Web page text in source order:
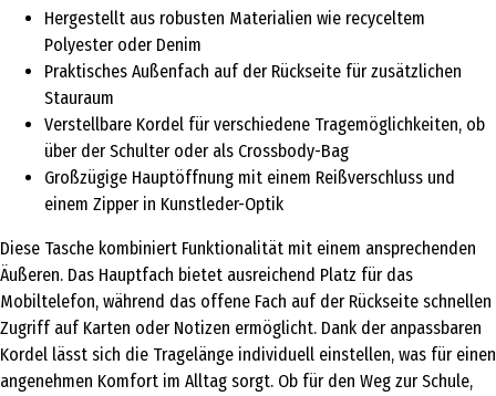
Hergestellt aus robusten Materialien wie recyceltem
Polyester oder Denim
Praktisches Außenfach auf der Rückseite für zusätzlichen
Stauraum
Verstellbare Kordel für verschiedene Tragemöglichkeiten, ob
über der Schulter oder als Crossbody-Bag
Großzügige Hauptöffnung mit einem Reißverschluss und
einem Zipper in Kunstleder-Optik
Diese Tasche kombiniert Funktionalität mit einem ansprechenden
Äußeren. Das Hauptfach bietet ausreichend Platz für das
Mobiltelefon, während das offene Fach auf der Rückseite schnellen
Zugriff auf Karten oder Notizen ermöglicht. Dank der anpassbaren
Kordel lässt sich die Tragelänge individuell einstellen, was für einen
angenehmen Komfort im Alltag sorgt. Ob für den Weg zur Schule,